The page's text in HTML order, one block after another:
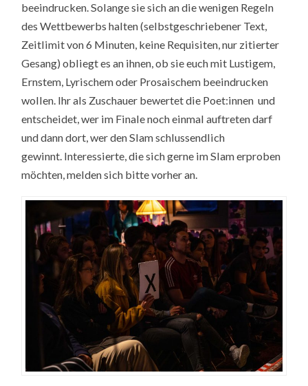
beeindrucken. Solange sie sich an die wenigen Regeln
des Wettbewerbs halten (selbstgeschriebener Text,
Zeitlimit von 6 Minuten, keine Requisiten, nur zitierter
Gesang) obliegt es an ihnen, ob sie euch mit Lustigem,
Ernstem, Lyrischem oder Prosaischem beeindrucken
wollen. Ihr als Zuschauer bewertet die Poet:innen und
entscheidet, wer im Finale noch einmal auftreten darf
und dann dort, wer den Slam schlussendlich
gewinnt. Interessierte, die sich gerne im Slam erproben
möchten, melden sich bitte vorher an.